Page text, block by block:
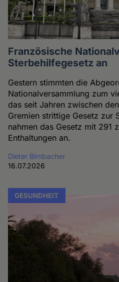
Französische
Sterbehilfegesetz an
Gestern stimmten die
Nationalversammlung zum
das seit Jahren zwischen
Gremien strittige Gesetz zur
nahmen das Gesetz mit 291
Enthaltungen an.
Dieter Birnbacher
16.07.2026
GESUNDHEIT